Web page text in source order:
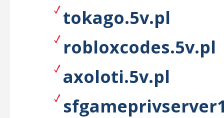
tokago.5v.pl
robloxcodes.5v.pl
axoloti.5v.pl